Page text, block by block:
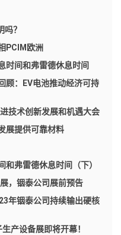
？
PCIM欧洲
时间和弗雷德休息时间
顾：EV电池推动经济可持
技术创新发展和机遇大会
展提供可靠材料
弗雷德休息时间（下）
，铟泰公司展前预告
年铟泰公司持续输出硬核
产设备展即将开幕！